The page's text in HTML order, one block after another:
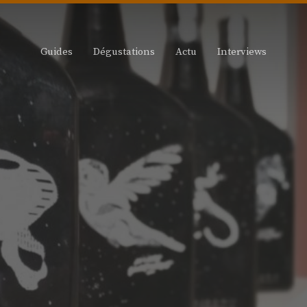
Guides Dégustations Actu Interviews